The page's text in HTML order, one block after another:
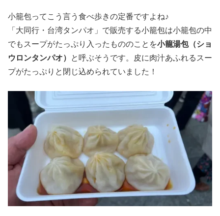
小籠包ってこう言う食べ歩きの定番ですよね♪
「大同行・台湾タンパオ」で販売する小籠包は小籠包の中
でもスープがたっぷり入ったもののことを小籠湯包（ショ
ウロンタンパオ）
と呼ぶそうです。皮に肉汁あふれるスー
プがたっぷりと閉じ込められていました！